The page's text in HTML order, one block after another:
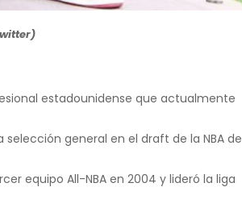
estadounidense que actualmente
general en el draft de la NBA de
equipo All-NBA en 2004 y lideró la liga